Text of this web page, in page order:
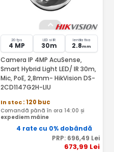
20 fps
4 MP
LED si IR
30m
lentila fixa
2.8mm
Camera IP 4MP AcuSense,
Smart Hybrid Light LED/ IR 30m,
Mic, PoE, 2,8mm- HikVision DS-
2CD1147G2H-LIU
In stoc: 120 buc
Comandă până în ora 14:00 și
expediem mâine
4 rate cu 0% dobândă
PRP: 696,49 Lei
673,99 Lei